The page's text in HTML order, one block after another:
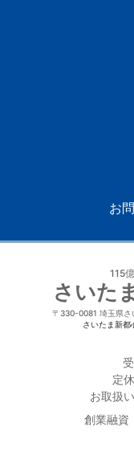
お
115
さいた
〒330-0081 埼玉県
さいたま新都
定
お取扱
創業融資